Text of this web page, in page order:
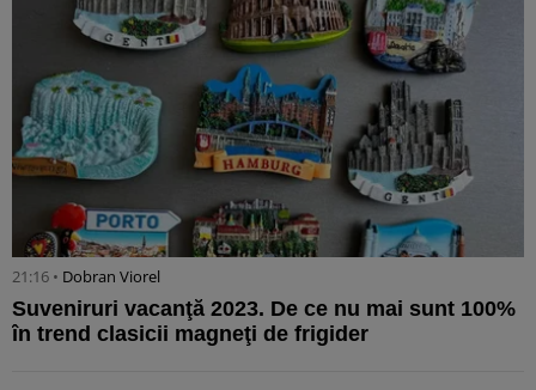
21:16 • Dobran Viorel
Suveniruri vacanţă 2023. De ce nu mai sunt 100%
în trend clasicii magneţi de frigider